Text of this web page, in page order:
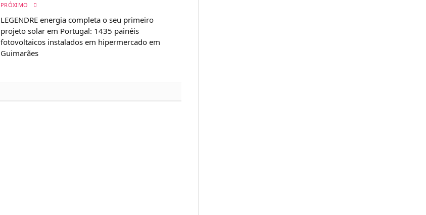
PRÓXIMO
LEGENDRE energia completa o seu primeiro
projeto solar em Portugal: 1435 painéis
fotovoltaicos instalados em hipermercado em
Guimarães